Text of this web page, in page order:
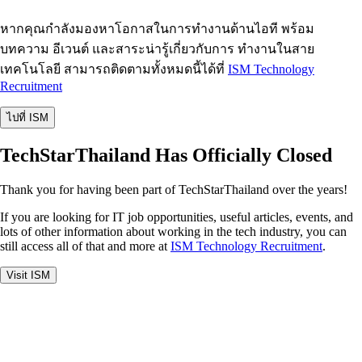
หากคุณกำลังมองหาโอกาสในการทำงานด้านไอที พร้อม
บทความ อีเวนต์ และสาระน่ารู้เกี่ยวกับการ ทำงานในสาย
เทคโนโลยี สามารถติดตามทั้งหมดนี้ได้ที่ ISM Technology
Recruitment
ไปที่ ISM
TechStarThailand Has Officially Closed
Thank you for having been part of TechStarThailand over the years!
If you are looking for IT job opportunities, useful articles, events, and
lots of other information about working in the tech industry, you can
still access all of that and more at ISM Technology Recruitment.
Visit ISM